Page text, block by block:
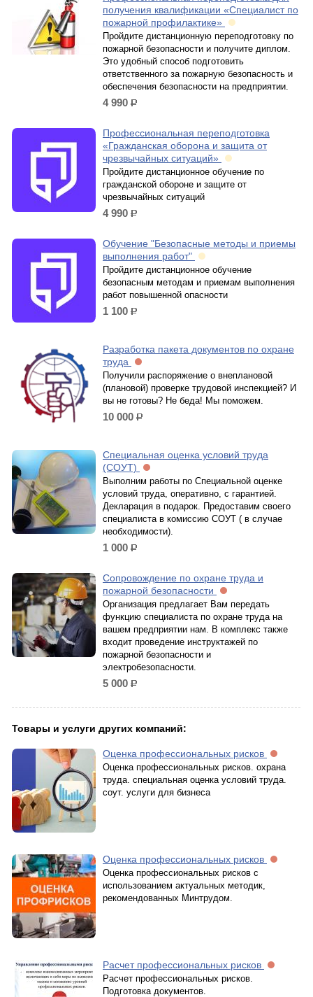
получения квалификации «Специалист по
пожарной профилактике»
Пройдите дистанционную переподготовку по
пожарной безопасности и получите диплом.
Это удобный способ подготовить
ответственного за пожарную безопасность и
обеспечения безопасности на предприятии.
4 990 р.
Профессиональная переподготовка
«Гражданская оборона и защита от
чрезвычайных ситуаций»
Пройдите дистанционное обучение по
гражданской обороне и защите от
чрезвычайных ситуаций
4 990 р.
Обучение "Безопасные методы и приемы
выполнения работ"
Пройдите дистанционное обучение
безопасным методам и приемам выполнения
работ повышенной опасности
1 100 р.
Разработка пакета документов по охране
труда
Получили распоряжение о внеплановой
(плановой) проверке трудовой инспекцией? И
вы не готовы? Не беда! Мы поможем.
10 000 р.
Специальная оценка условий труда
(СОУТ)
Выполним работы по Специальной оценке
условий труда, оперативно, с гарантией.
Декларация в подарок. Предоставим своего
специалиста в комиссию СОУТ ( в случае
необходимости).
1 000 р.
Сопровождение по охране труда и
пожарной безопасности
Организация предлагает Вам передать
функцию специалиста по охране труда на
вашем предприятии нам. В комплекс также
входит проведение инструктажей по
пожарной безопасности и
электробезопасности.
5 000 р.
Товары и услуги других компаний:
Оценка профессиональных рисков
Оценка профессиональных рисков. охрана
труда. специальная оценка условий труда.
соут. услуги для бизнеса
Оценка профессиональных рисков
Оценка профессиональных рисков с
использованием актуальных методик,
рекомендованных Минтрудом.
Расчет профессиональных рисков
Расчет профессиональных рисков.
Подготовка документов.